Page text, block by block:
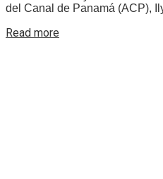
del Canal de Panamá (ACP),
Read more